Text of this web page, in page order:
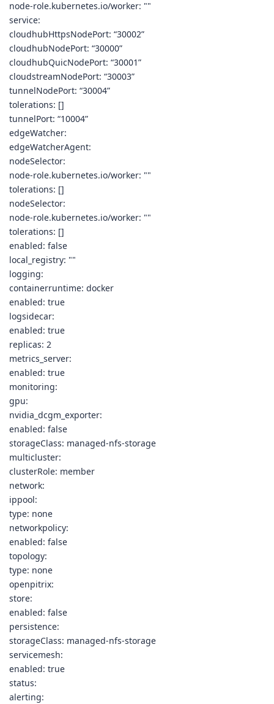
node-role.kubernetes.io/worker: ""
service:
cloudhubHttpsNodePort: “30002”
cloudhubNodePort: “30000”
cloudhubQuicNodePort: “30001”
cloudstreamNodePort: “30003”
tunnelNodePort: “30004”
tolerations: []
tunnelPort: “10004”
edgeWatcher:
edgeWatcherAgent:
nodeSelector:
node-role.kubernetes.io/worker: ""
tolerations: []
nodeSelector:
node-role.kubernetes.io/worker: ""
tolerations: []
enabled: false
local_registry: ""
logging:
containerruntime: docker
enabled: true
logsidecar:
enabled: true
replicas: 2
metrics_server:
enabled: true
monitoring:
gpu:
nvidia_dcgm_exporter:
enabled: false
storageClass: managed-nfs-storage
multicluster:
clusterRole: member
network:
ippool:
type: none
networkpolicy:
enabled: false
topology:
type: none
openpitrix:
store:
enabled: false
persistence:
storageClass: managed-nfs-storage
servicemesh:
enabled: true
status:
alerting: